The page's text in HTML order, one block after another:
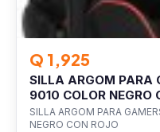
Q 1,925
SILLA ARGOM PARA
9010 COLOR NEGRO
SILLA ARGOM PARA
NEGRO CON ROJO